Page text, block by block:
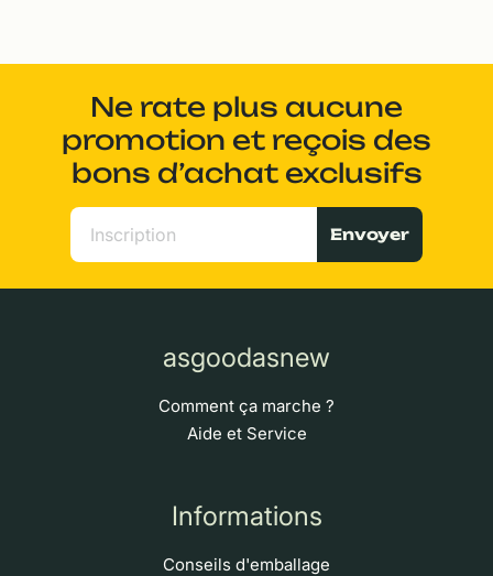
Ne rate plus aucune
promotion et reçois des
bons d’achat exclusifs
Envoyer
asgoodasnew
Comment ça marche ?
Aide et Service
Informations
Conseils d'emballage